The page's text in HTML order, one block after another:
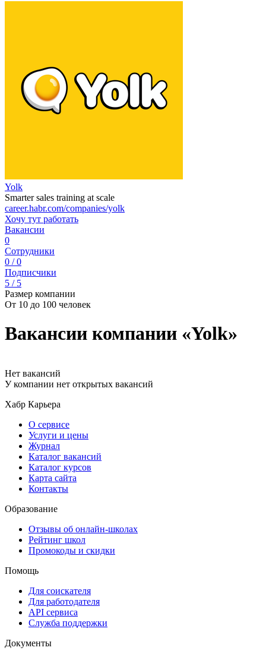
Yolk
Smarter sales training at scale
career.habr.com/companies/yolk
Хочу тут работать
Вакансии
0
Сотрудники
0 / 0
Подписчики
5 / 5
Размер компании
От 10 до 100 человек
Вакансии компании «Yolk»
Нет вакансий
У компании нет открытых вакансий
Хабр Карьера
О сервисе
Услуги и цены
Журнал
Каталог вакансий
Каталог курсов
Карта сайта
Контакты
Образование
Отзывы об онлайн-школах
Рейтинг школ
Промокоды и скидки
Помощь
Для соискателя
Для работодателя
API сервиса
Служба поддержки
Документы